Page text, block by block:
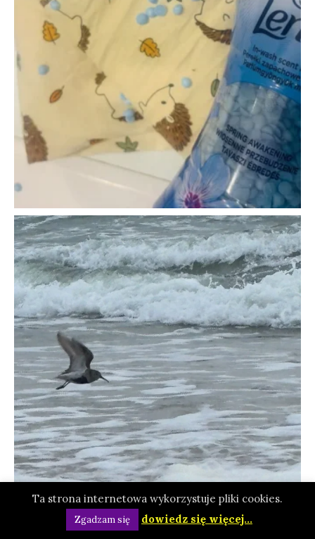
Ta strona internetowa wykorzystuje pliki cookies.
Zgadzam się dowiedz się więcej...